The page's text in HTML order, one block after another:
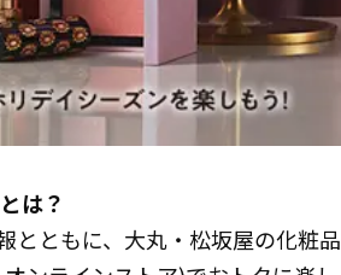
は？
とともに、大丸・松坂屋の化粧品